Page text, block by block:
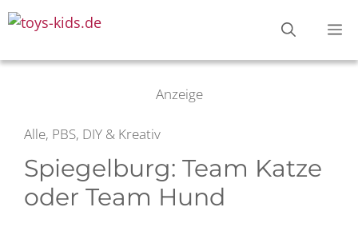
Zum
Inhalt
Anzeige
Alle, PBS, DIY & Kreativ
Spiegelburg: Team Katze
oder Team Hund